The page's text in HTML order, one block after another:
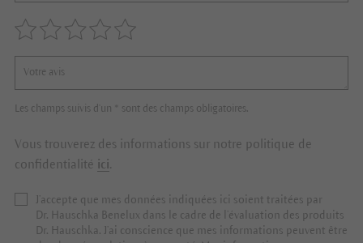
Les champs suivis d'un * sont des champs obligatoires.
Vous trouverez des informations sur notre politique de
confidentialité ici.
J’accepte que mes données indiquées ici soient traitées par
Dr. Hauschka Benelux dans le cadre de l’évaluation des produits
Dr. Hauschka. J’ai conscience que mes informations peuvent être